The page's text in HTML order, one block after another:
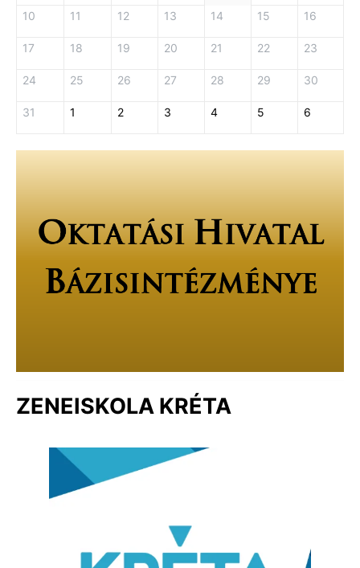
10 11 12 13 14 15 16
17 18 19 20 21 22 23
24 25 26 27 28 29 30
31 1 2 3 4 5 6
ZENEISKOLA KRÉTA